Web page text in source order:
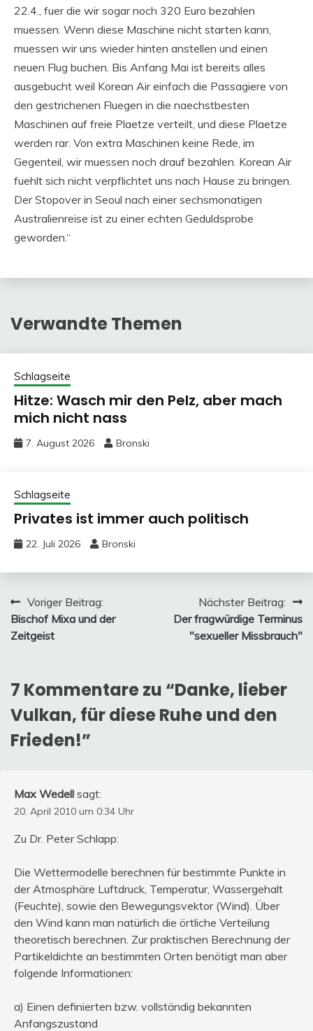
22.4., fuer die wir sogar noch 320 Euro bezahlen
muessen. Wenn diese Maschine nicht starten kann,
muessen wir uns wieder hinten anstellen und einen
neuen Flug buchen. Bis Anfang Mai ist bereits alles
ausgebucht weil Korean Air einfach die Passagiere von
den gestrichenen Fluegen in die naechstbesten
Maschinen auf freie Plaetze verteilt, und diese Plaetze
werden rar. Von extra Maschinen keine Rede, im
Gegenteil, wir muessen noch drauf bezahlen. Korean Air
fuehlt sich nicht verpflichtet uns nach Hause zu bringen.
Der Stopover in Seoul nach einer sechsmonatigen
Australienreise ist zu einer echten Geduldsprobe
geworden.“
Verwandte Themen
Schlagseite
Hitze: Wasch mir den Pelz, aber mach
mich nicht nass
7. August 2026 Bronski
Schlagseite
Privates ist immer auch politisch
22. Juli 2026 Bronski
Beitragsnavigation
Voriger Beitrag:
Bischof Mixa und der
Zeitgeist
Nächster Beitrag:
Der fragwürdige Terminus
"sexueller Missbrauch"
7 Kommentare zu “Danke, lieber
Vulkan, für diese Ruhe und den
Frieden!”
Max Wedell sagt:
20. April 2010 um 0:34 Uhr
Zu Dr. Peter Schlapp:
Die Wettermodelle berechnen für bestimmte Punkte in
der Atmosphäre Luftdruck, Temperatur, Wassergehalt
(Feuchte), sowie den Bewegungsvektor (Wind). Über
den Wind kann man natürlich die örtliche Verteilung
theoretisch berechnen. Zur praktischen Berechnung der
Partikeldichte an bestimmten Orten benötigt man aber
folgende Informationen:
a) Einen definierten bzw. vollständig bekannten
Anfangszustand